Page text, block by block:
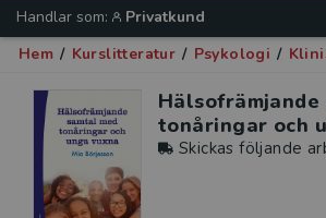
Handlar som:
Privatkund
Hem / Kurslitteratur / Psykologi /
Hälsofrämjande
tonåringar och
Skickas följande